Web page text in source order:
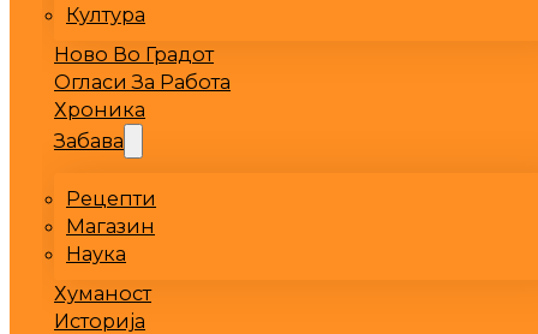
Култура
Ново Во Градот
Огласи За Работа
Хроника
Забава
Рецепти
Магазин
Наука
Хуманост
Историја